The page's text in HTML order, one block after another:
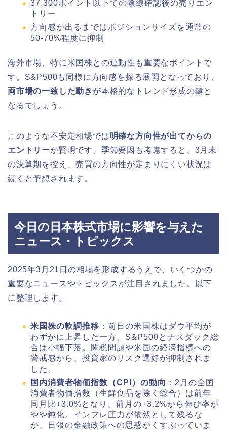
37,300ポイント以下での陰線確認後の売りエン
トリー
方向感が出るまではポジションサイズを通常の
50-70%程度に抑制
海外市場、特に米国株との連動性も重要なポイントで
す。S&P500も同様に方向感を探る展開となっており、
両市場の一致した動き が本格的なトレンド形成の鍵と
なるでしょう。
このような不安定相場では明確な方向性が出てからの
エントリーが賢明です。季節要因も考慮すると、3月末
の決算期を控え、売買の方向性が定まりにくい状況は
続くと予想されます。
今日の日本株式市場に影響を与えた
ニュース・トピックス
2025年3月21日の相場を形成するうえで、いくつかの
重要なニュースやトピックスが注目されました。以下
に整理します。
米国株の軟調推移 ：前日の米国株はダウ平均が
わずかに上昇した一方、S&P500とナスダック総
合は小幅下落。関税問題や米国の経済指標への
警戒感から、投資家のリスク選好が抑制されま
した。
国内消費者物価指数（CPI）の動向 ：2月の全国
消費者物価指数（生鮮食品を除く総合）は前年
同月比+3.0%となり、前月の+3.2%から伸び率が
やや鈍化。インフレ圧力が依然として残るな
か、日銀の金融政策への思惑がくすぶっていま